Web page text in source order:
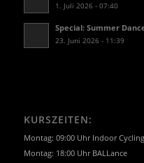
1. Juli 2026 - 07:40
Special: Summer
23. Juni 2026 - 11:39
KURSZEITEN:
Montag: 09:00 Uhr Indoor Cycling
Montag: 18:00 Uhr BALLance